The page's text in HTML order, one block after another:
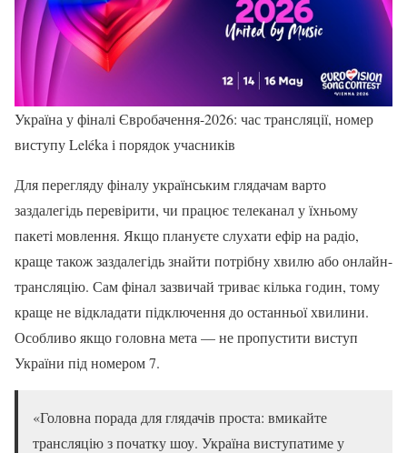
Україна у фіналі Євробачення-2026: час трансляції, номер
виступу Leléka і порядок учасників
Для перегляду фіналу українським глядачам варто
заздалегідь перевірити, чи працює телеканал у їхньому
пакеті мовлення. Якщо плануєте слухати ефір на радіо,
краще також заздалегідь знайти потрібну хвилю або онлайн-
трансляцію. Сам фінал зазвичай триває кілька годин, тому
краще не відкладати підключення до останньої хвилини.
Особливо якщо головна мета — не пропустити виступ
України під номером 7.
«Головна порада для глядачів проста: вмикайте
трансляцію з початку шоу. Україна виступатиме у